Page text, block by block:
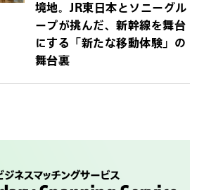
境地。JR東日本とソニーグル
ープが挑んだ、新幹線を舞台
にする「新たな移動体験」の
舞台裏